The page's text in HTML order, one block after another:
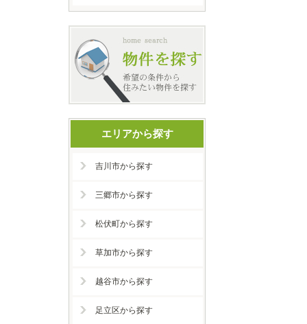
エリアから探す
吉川市から探す
三郷市から探す
松伏町から探す
草加市から探す
越谷市から探す
足立区から探す